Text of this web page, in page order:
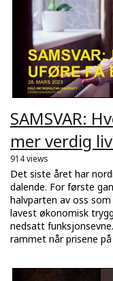
SAMSVAR:
mer verdig
914 views
Det siste året har
dalende. For første
halvparten av oss
lavest økonomisk
nedsatt
rammet når prisene